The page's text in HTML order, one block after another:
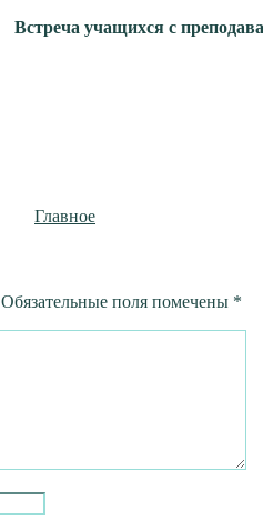
Встреча учащихся с
Главное
Обязательные поля помечены *